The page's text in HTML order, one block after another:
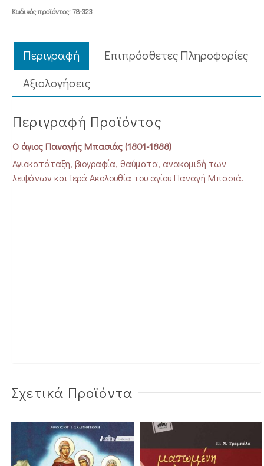
Κωδικός προϊόντος:78-323
Περιγραφή
Επιπρόσθετες Πληροφορίες
Aξιολογήσεις
Περιγραφή Προϊόντος
Ο άγιος Παναγής Μπασιάς (1801-1888)
Αγιοκατάταξη, βιογραφία, θαύματα, ανακομιδή των
λειψάνων και Ιερά Ακολουθία του αγίου Παναγή Μπασιά.
Σχετικά Προϊόντα